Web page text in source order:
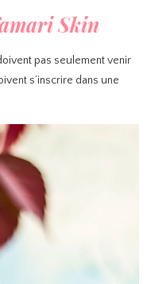
Skin
pas seulement venir
s’inscrire dans une